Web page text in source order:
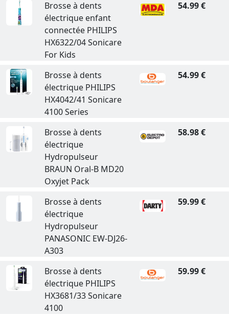
Brosse à dents
électrique enfant
connectée PHILIPS
HX6322/04 Sonicare
For Kids
54.99 €
Brosse à dents
électrique PHILIPS
HX4042/41 Sonicare
4100 Series
54.99 €
Brosse à dents
électrique
Hydropulseur
BRAUN Oral-B MD20
Oxyjet Pack
58.98 €
Brosse à dents
électrique
Hydropulseur
PANASONIC EW-DJ26-
A303
59.99 €
Brosse à dents
électrique PHILIPS
HX3681/33 Sonicare
4100
59.99 €